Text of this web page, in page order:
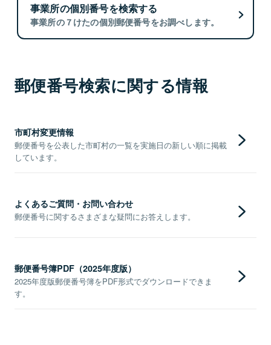
事業所の個別番号を検索する
事業所の７けたの個別郵便番号をお調べします。
郵便番号検索に関する情報
市町村変更情報
郵便番号を公表した市町村の一覧を実施日の新しい順に掲載
しています。
よくあるご質問・お問い合わせ
郵便番号に関するさまざまな疑問にお答えします。
郵便番号簿PDF（2025年度版）
2025年度版郵便番号簿をPDF形式でダウンロードできま
す。